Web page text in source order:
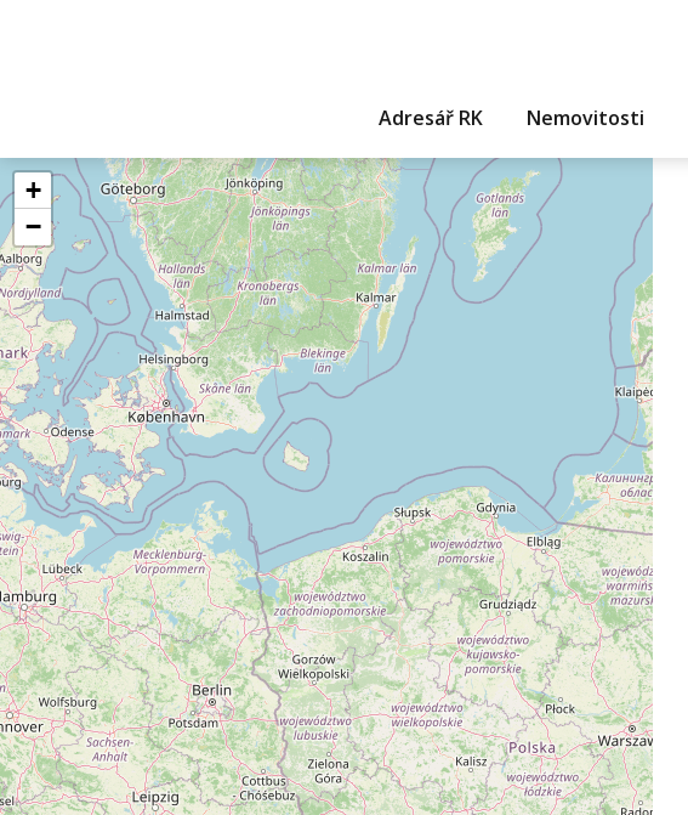
Adresář RK Nemovitosti
+
−